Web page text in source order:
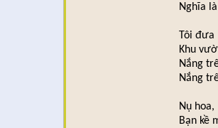
Nghĩa
Tôi đưa
Khu
Nắng
Nắng
Nụ
Bạn kề